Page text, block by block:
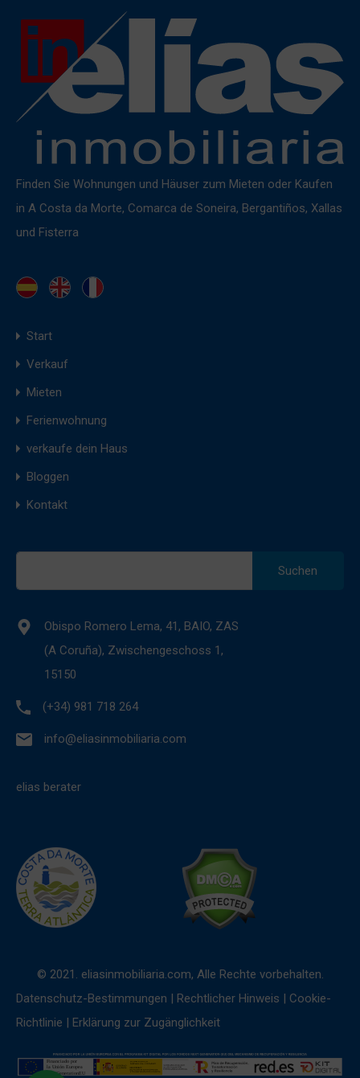
Finden Sie Wohnungen und Häuser zum Mieten oder Kaufen
in A Costa da Morte, Comarca de Soneira, Bergantiños, Xallas
und Fisterra
Start
Verkauf
Mieten
Ferienwohnung
verkaufe dein Haus
Bloggen
Kontakt
nach:
Obispo Romero Lema, 41, BAIO, ZAS
(A Coruña), Zwischengeschoss 1,
15150
(+34) 981 718 264
info@eliasinmobiliaria.com
elias berater
© 2021. eliasinmobiliaria.com, Alle Rechte vorbehalten.
Datenschutz-Bestimmungen | Rechtlicher Hinweis | Cookie-
Richtlinie | Erklärung zur Zugänglichkeit